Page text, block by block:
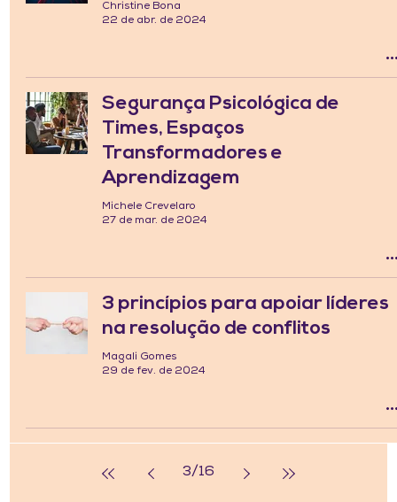
Christine Bona
22 de abr. de 2024
Segurança Psicológica de
Times, Espaços
Transformadores e
Aprendizagem
Michele Crevelaro
27 de mar. de 2024
3 princípios para apoiar líderes
na resolução de conflitos
Magali Gomes
29 de fev. de 2024
3/16